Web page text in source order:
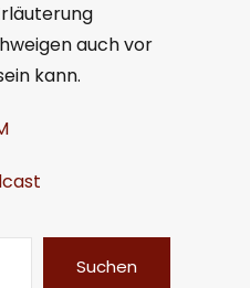
auch vor
kann.
Suchen